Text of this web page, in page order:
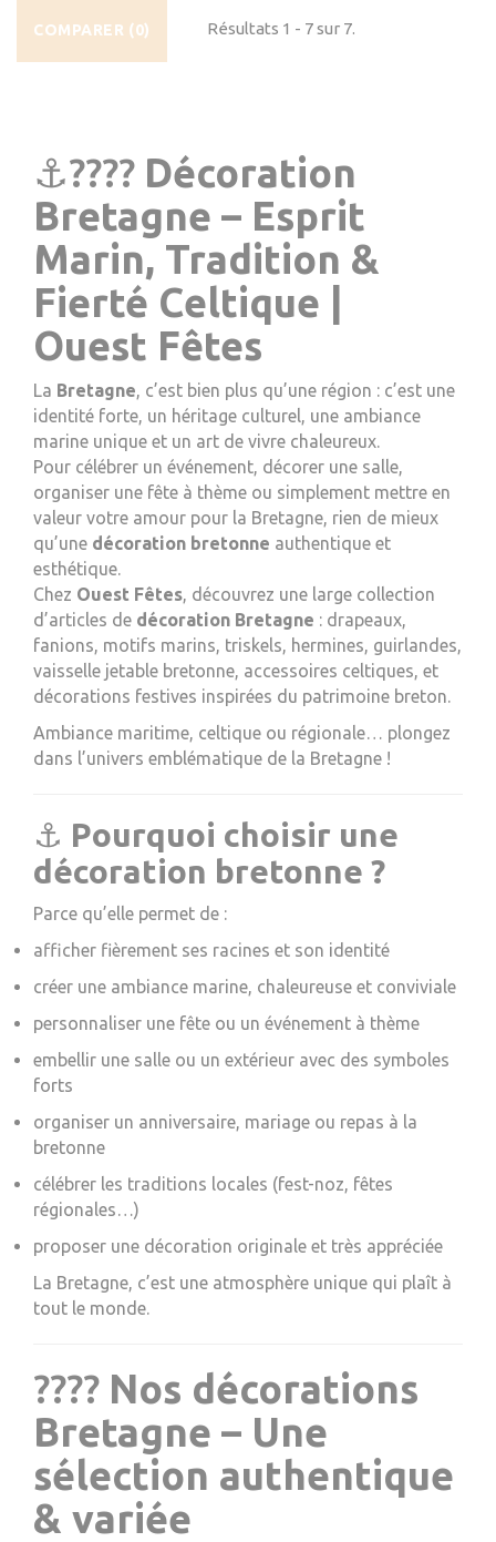
COMPARER (0) Résultats 1 - 7 sur 7.
⚓???? Décoration
Bretagne – Esprit
Marin, Tradition &
Fierté Celtique |
Ouest Fêtes
La Bretagne, c’est bien plus qu’une région : c’est une
identité forte, un héritage culturel, une ambiance
marine unique et un art de vivre chaleureux.
Pour célébrer un événement, décorer une salle,
organiser une fête à thème ou simplement mettre en
valeur votre amour pour la Bretagne, rien de mieux
qu’une décoration bretonne authentique et
esthétique.
Chez Ouest Fêtes, découvrez une large collection
d’articles de décoration Bretagne : drapeaux,
fanions, motifs marins, triskels, hermines, guirlandes,
vaisselle jetable bretonne, accessoires celtiques, et
décorations festives inspirées du patrimoine breton.
Ambiance maritime, celtique ou régionale… plongez
dans l’univers emblématique de la Bretagne !
⚓ Pourquoi choisir une
décoration bretonne ?
Parce qu’elle permet de :
afficher fièrement ses racines et son identité
créer une ambiance marine, chaleureuse et conviviale
personnaliser une fête ou un événement à thème
embellir une salle ou un extérieur avec des symboles
forts
organiser un anniversaire, mariage ou repas à la
bretonne
célébrer les traditions locales (fest-noz, fêtes
régionales…)
proposer une décoration originale et très appréciée
La Bretagne, c’est une atmosphère unique qui plaît à
tout le monde.
???? Nos décorations
Bretagne – Une
sélection authentique
& variée